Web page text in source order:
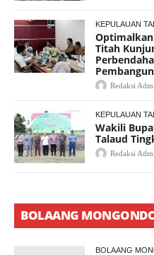
KEPULAUAN
Titah
Redaksi
KEPULAUAN
Wakili
Talaud
Redaksi
BOLAANG
BOLAANG